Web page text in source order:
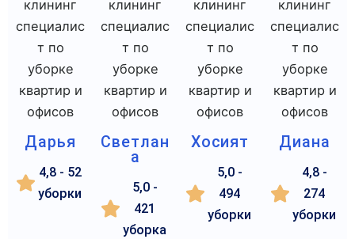
Дарья
4,8 - 52
уборки
Светлан
а
5,0 -
421
уборка
Хосият
5,0 -
494
уборки
Диана
4,8 -
274
уборки